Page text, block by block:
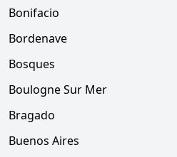
Bonifacio
Bordenave
Bosques
Boulogne Sur Mer
Bragado
Buenos Aires